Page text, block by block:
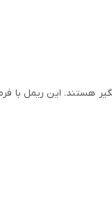
هستند. این ریمل با